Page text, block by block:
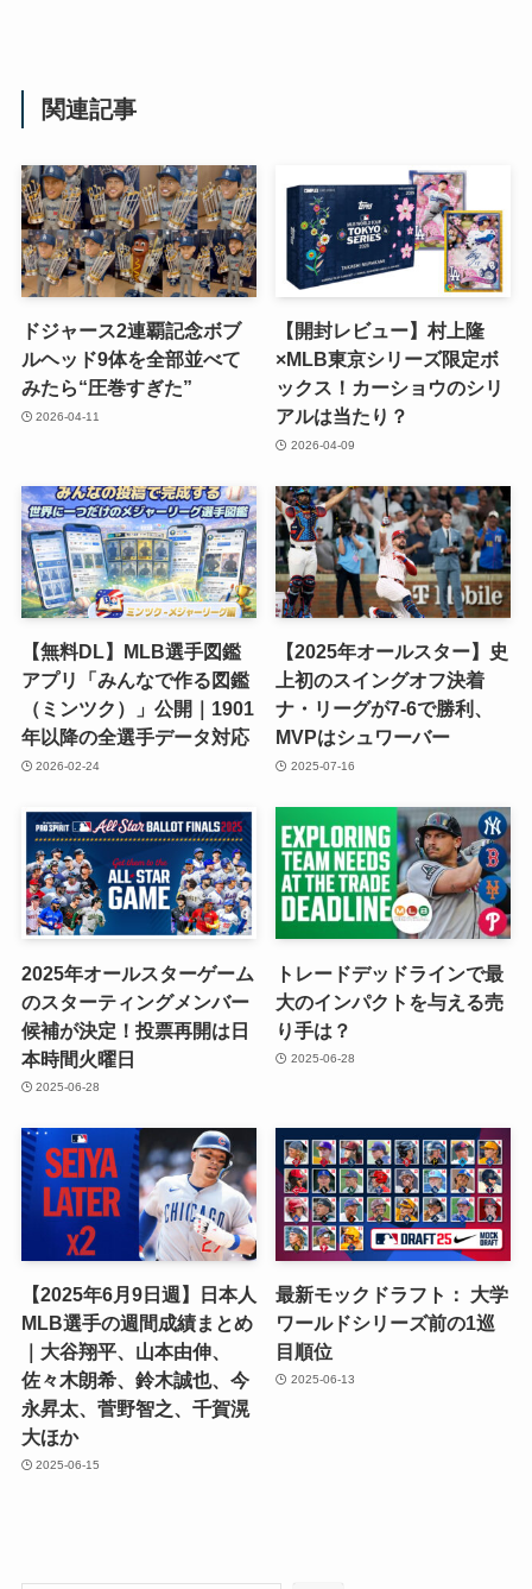
関連記事
ドジャース2連覇記念ボブ
ルヘッド9体を全部並べて
みたら“圧巻すぎた”
2026-04-11
【開封レビュー】村上隆
×MLB東京シリーズ限定ボ
ックス！カーショウのシリ
アルは当たり？
2026-04-09
【無料DL】MLB選手図鑑
アプリ「みんなで作る図鑑
（ミンツク）」公開｜1901
年以降の全選手データ対応
2026-02-24
【2025年オールスター】史
上初のスイングオフ決着
ナ・リーグが7-6で勝利、
MVPはシュワーバー
2025-07-16
2025年オールスターゲーム
のスターティングメンバー
候補が決定！投票再開は日
本時間火曜日
2025-06-28
トレードデッドラインで最
大のインパクトを与える売
り手は？
2025-06-28
【2025年6月9日週】日本人
MLB選手の週間成績まとめ
｜大谷翔平、山本由伸、
佐々木朗希、鈴木誠也、今
永昇太、菅野智之、千賀滉
大ほか
2025-06-15
最新モックドラフト： 大学
ワールドシリーズ前の1巡
目順位
2025-06-13